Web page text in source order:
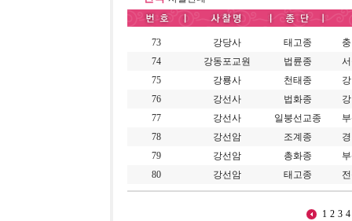
73 강당사 태고종
74
강동포교원 법륜종
75
강룡사 천태종
76
강선사 법화종
77
강선사 일붕선교종
78
강선암 조계종
79
강선암 총화종
80
강선암 태고종
1 2 3 4